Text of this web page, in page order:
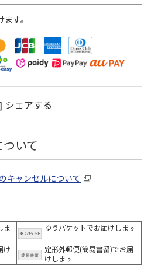
す。
シェアする
いて
キャンセルについて
ま
ゆうパケットでお届けします
け
定形外郵便(簡易書留)でお届
けします